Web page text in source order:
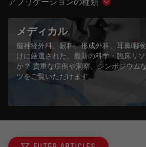
Show
メディカル
脳神経外科、眼科、形成外科、耳鼻咽
けに厳選された、最新の科学・臨床リ
か？ 貴重な症例や洞察、シンポジウム
ツをご覧いただけます。